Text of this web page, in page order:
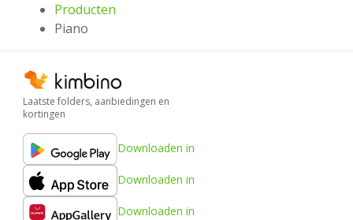
Producten
Piano
Laatste folders, aanbiedingen en
kortingen
Downloaden in
Downloaden in
Downloaden in